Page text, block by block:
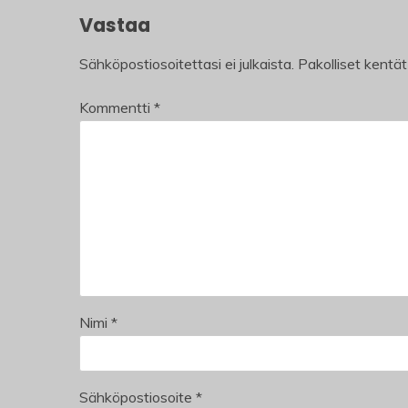
Vastaa
Sähköpostiosoitettasi ei julkaista. Pakolliset
Kommentti *
Nimi *
Sähköpostiosoite *